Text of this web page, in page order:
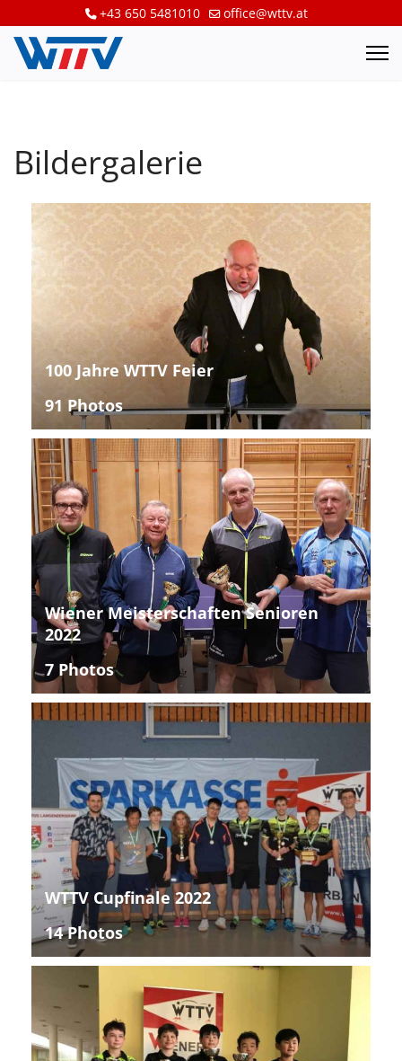
+43 650 5481010 office@wttv.at
Bildergalerie
100 Jahre WTTV Feier
91 Photos
Wiener Meisterschaften Senioren
2022
7 Photos
WTTV Cupfinale 2022
14 Photos